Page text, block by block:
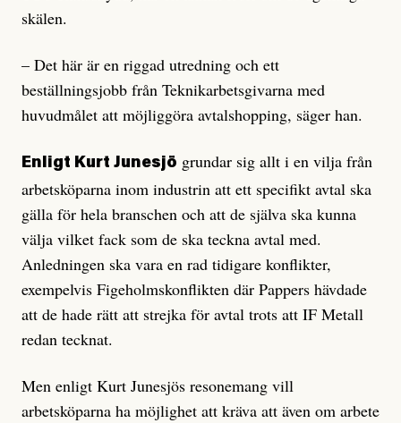
skälen.
– Det här är en riggad utredning och ett
beställningsjobb från Teknikarbetsgivarna med
huvudmålet att möjliggöra avtalshopping, säger han.
Enligt Kurt Junesjö grundar sig allt i en vilja från
arbetsköparna inom industrin att ett specifikt avtal ska
gälla för hela branschen och att de själva ska kunna
välja vilket fack som de ska teckna avtal med.
Anledningen ska vara en rad tidigare konflikter,
exempelvis Figeholmskonflikten där Pappers hävdade
att de hade rätt att strejka för avtal trots att IF Metall
redan tecknat.
Men enligt Kurt Junesjös resonemang vill
arbetsköparna ha möjlighet att kräva att även om arbete